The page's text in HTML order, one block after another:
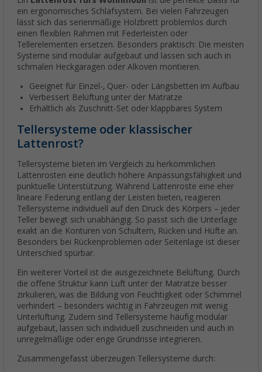
ein ergonomisches Schlafsystem. Bei vielen Fahrzeugen
lässt sich das serienmäßige Holzbrett problemlos durch
einen flexiblen Rahmen mit Federleisten oder
Tellerelementen ersetzen. Besonders praktisch: Die meisten
Systeme sind modular aufgebaut und lassen sich auch in
schmalen Heckgaragen oder Alkoven montieren.
Geeignet für Einzel-, Quer- oder Längsbetten im Aufbau
Verbessert Belüftung unter der Matratze
Erhältlich als Zuschnitt-Set oder klappbares System
Tellersysteme oder klassischer
Lattenrost?
Tellersysteme bieten im Vergleich zu herkömmlichen
Lattenrosten eine deutlich höhere Anpassungsfähigkeit und
punktuelle Unterstützung. Während Lattenroste eine eher
lineare Federung entlang der Leisten bieten, reagieren
Tellersysteme individuell auf den Druck des Körpers – jeder
Teller bewegt sich unabhängig. So passt sich die Unterlage
exakt an die Konturen von Schultern, Rücken und Hüfte an.
Besonders bei Rückenproblemen oder Seitenlage ist dieser
Unterschied spürbar.
Ein weiterer Vorteil ist die ausgezeichnete Belüftung. Durch
die offene Struktur kann Luft unter der Matratze besser
zirkulieren, was die Bildung von Feuchtigkeit oder Schimmel
verhindert – besonders wichtig in Fahrzeugen mit wenig
Unterlüftung. Zudem sind Tellersysteme häufig modular
aufgebaut, lassen sich individuell zuschneiden und auch in
unregelmäßige oder enge Grundrisse integrieren.
Zusammengefasst überzeugen Tellersysteme durch: